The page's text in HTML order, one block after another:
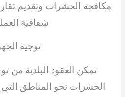
مكافحة الحشرات وتقديم
شفافية
توجيه
تمكن العقود البلدية من
الحشرات نحو المناطق